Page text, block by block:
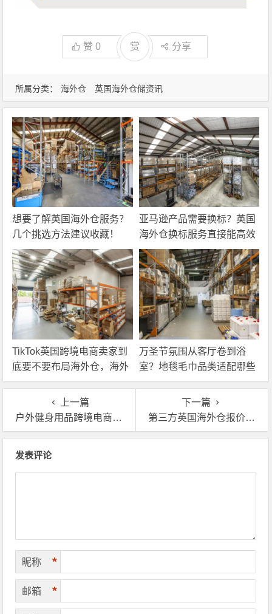
所属分类： 海外仓 英国海外仓储资讯
赞0 赏 分享
想要了解英国海外仓服务？
几个挑选方法建议收藏！
亚马逊产品需要换标？英国
海外仓换标服务直接能高效
解决！
TikTok英国跨境电商卖家到
底要不要布局海外仓，海外
仓优势分析！
万圣节氛围从客厅卷到浴
室？地毯毛巾品类适配哪些
海外仓服务？
上一篇
户外健身用品跨境电商，为什么这么多卖家用英国海外仓
下一篇
第三方英国海外仓报价一般包括哪些方面的费用？
发表评论
昵称 *
邮箱 *